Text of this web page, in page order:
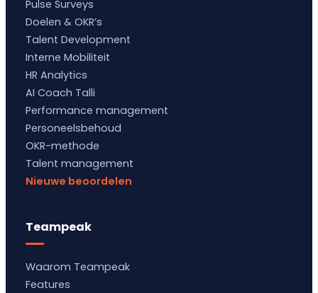
Pulse Surveys
Doelen & OKR’s
Talent Development
Interne Mobiliteit
HR Analytics
AI Coach Talli
Performance management
Personeelsbehoud
OKR-methode
Talent management
Nieuwe beoordelen
Teampeak
Waarom Teampeak
Features